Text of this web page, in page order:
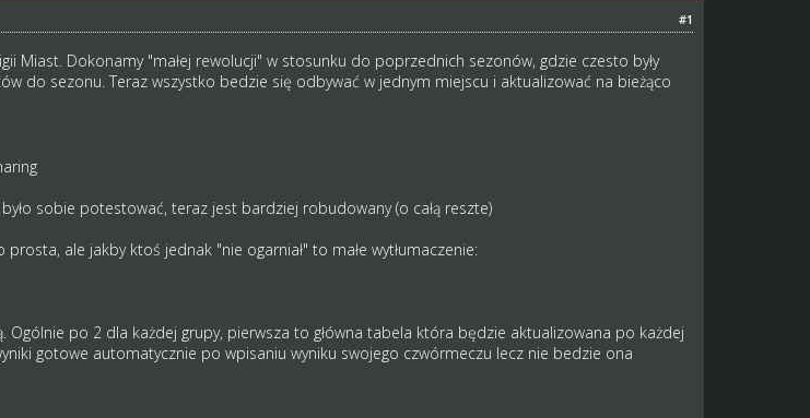
#1
Miast. Dokonamy "małej rewolucji" w stosunku do poprzednich sezonów, gdzie czesto były
do sezonu. Teraz wszystko bedzie się odbywać w jednym miejscu i aktualizować na bieżąco
sobie potestować, teraz jest bardziej robudowany (o całą reszte)
ale jakby ktoś jednak "nie ogarniał" to małe wytłumaczenie:
Ogólnie po 2 dla każdej grupy, pierwsza to główna tabela która będzie aktualizowana po każdej
gotowe automatycznie po wpisaniu wyniku swojego czwórmeczu lecz nie bedzie ona